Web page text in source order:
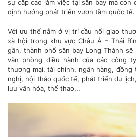
sự cấp cao làm việc tại sân bay mà
định hướng phát triển vươn tầm quốc tế.
Với ưu thế nằm ở vị trí cầu nối giao
xã hội trong khu vực Châu Á – Thái
gần, thành phố sân bay Long Thành
văn phòng điều hành của các công
thương mại, tài chính, ngân hàng,
nghị, hội thảo quốc tế, phát triển du
lưu văn hóa, thể thao...